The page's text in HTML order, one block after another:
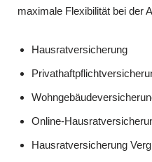
maximale Flexibilität bei der
Hausratversicherung
Online-
Hausratversicherung